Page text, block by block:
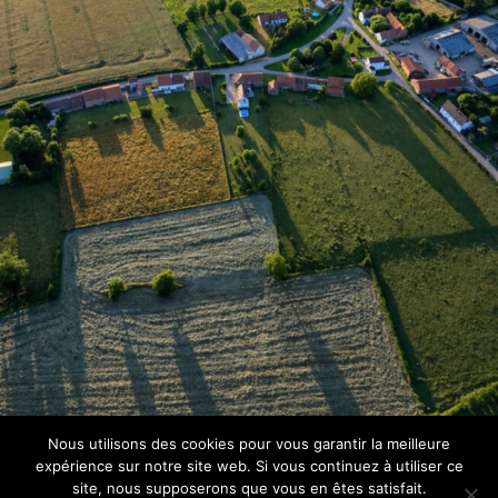
Nous utilisons des cookies pour vous garantir la meilleure
expérience sur notre site web. Si vous continuez à utiliser ce
site, nous supposerons que vous en êtes satisfait.